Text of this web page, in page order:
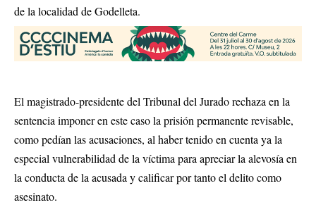
de la localidad de Godelleta.
El magistrado-presidente del Tribunal del Jurado rechaza en la
sentencia imponer en este caso la prisión permanente revisable,
como pedían las acusaciones, al haber tenido en cuenta ya la
especial vulnerabilidad de la víctima para apreciar la alevosía en
la conducta de la acusada y calificar por tanto el delito como
asesinato.